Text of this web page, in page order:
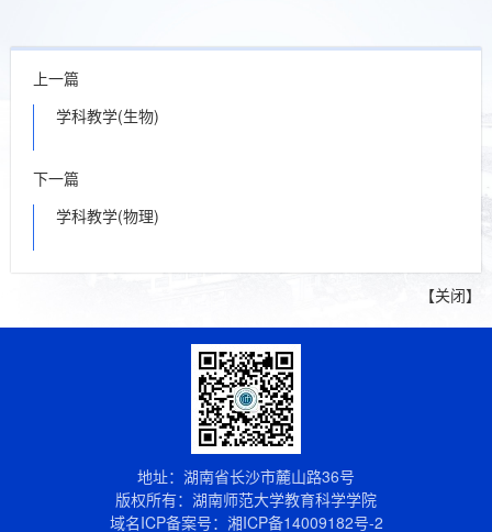
上一篇
学科教学(生物)
下一篇
学科教学(物理)
【关闭】
地址：湖南省长沙市麓山路36号
版权所有：湖南师范大学教育科学学院
域名ICP备案号： 湘ICP备14009182号-2